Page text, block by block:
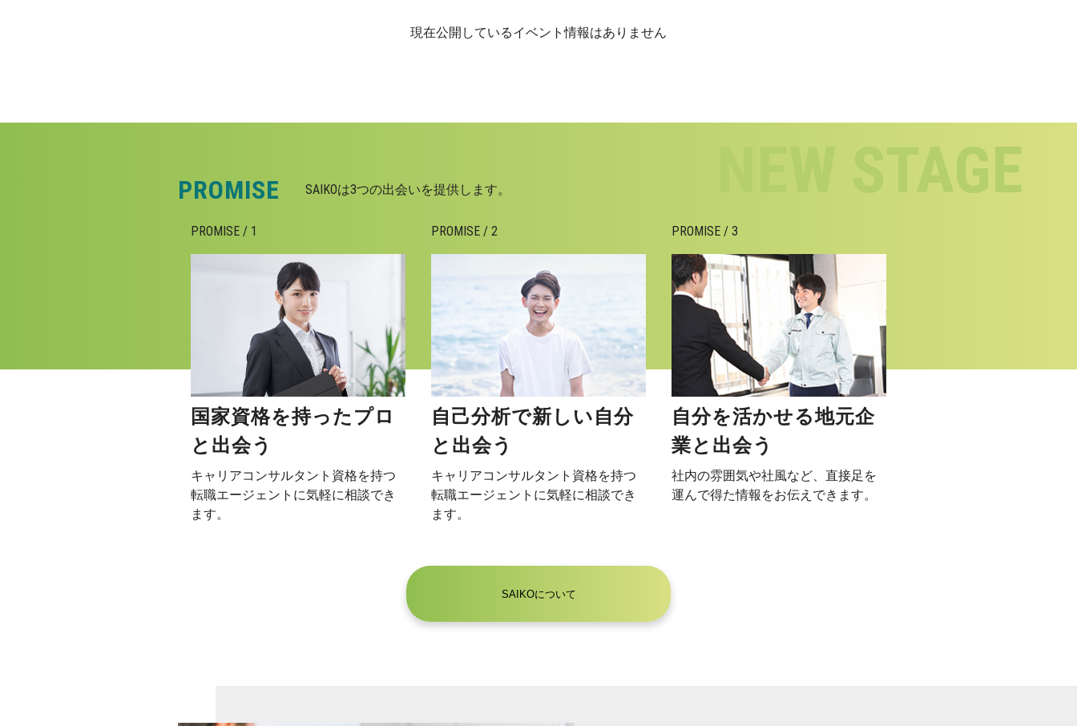
現在公開しているイベント情報はありません
PROMISE SAIKOは3つの出会いを提供します。
PROMISE / 1
国家資格を持ったプロ
と出会う
キャリアコンサルタント資格を持つ
転職エージェントに気軽に相談でき
ます。
PROMISE / 2
自己分析で新しい自分
と出会う
キャリアコンサルタント資格を持つ
転職エージェントに気軽に相談でき
ます。
PROMISE / 3
自分を活かせる地元企
業と出会う
社内の雰囲気や社風など、直接足を
運んで得た情報をお伝えできます。
SAIKOについて